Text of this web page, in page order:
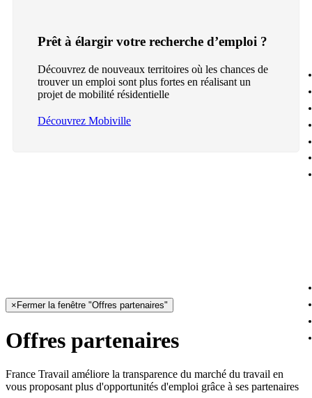
Prêt à élargir votre recherche d’emploi ?
Découvrez de nouveaux territoires où les chances de
trouver un emploi sont plus fortes en réalisant un
projet de mobilité résidentielle
Découvrez Mobiville
× Fermer la fenêtre "Offres partenaires"
Offres partenaires
France Travail améliore la transparence du marché du travail en
vous proposant plus d'opportunités d'emploi grâce à ses partenaires